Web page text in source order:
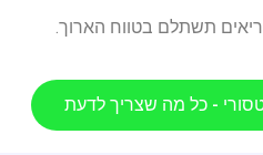
תשתלם בטווח הארוך.
- כל מה שצריך לדעת